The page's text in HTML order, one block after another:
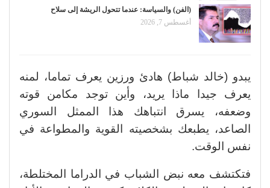
(الفن) والسياسة: عندما تتحول الريشة إلى سلاح
أغسطس 7, 2026
يبدو (خالد شباط) هادئ ورزين يعرف تماما، لمنه
يعرف جيدا ماذا يريد، وأين توجد مكامن قوته
وضعفه، يسرق انتباهك هذا الممثل السوري
الصاعد، يطبعك بشخصيته القوية والمطواعة في
نفس الوقت.
فتكتشف معه نبض الشباب في الدراما المختلطة،